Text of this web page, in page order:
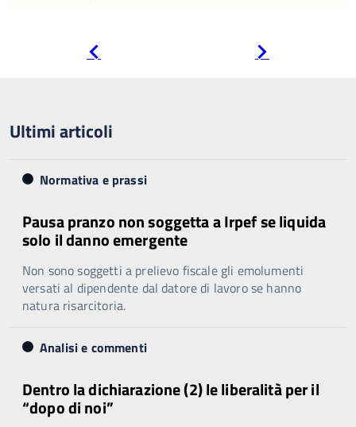
Ultimi articoli
Normativa e prassi
Pausa pranzo non soggetta a Irpef se liquida
solo il danno emergente
Non sono soggetti a prelievo fiscale gli emolumenti
versati al dipendente dal datore di lavoro se hanno
natura risarcitoria.
Analisi e commenti
Dentro la dichiarazione (2) le liberalità per il
“dopo di noi”